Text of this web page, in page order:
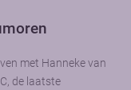
met Hanneke van
de laatste